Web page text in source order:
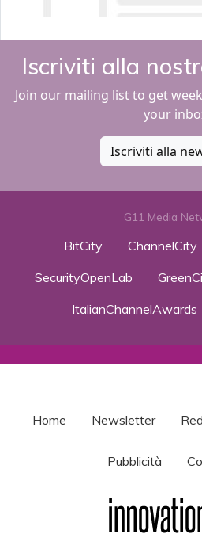
Iscriviti alla
Join our mailing list to get
your
Iscriviti alla
G11 Media
BitCity ChannelCity
SecurityOpenLab
ItalianChannelAwards
Home Newsletter
Pubblicità